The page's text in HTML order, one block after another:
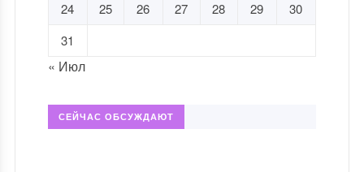
24
25 26 27 28 29
30
31
« Июл
СЕЙЧАС ОБСУЖДАЮТ